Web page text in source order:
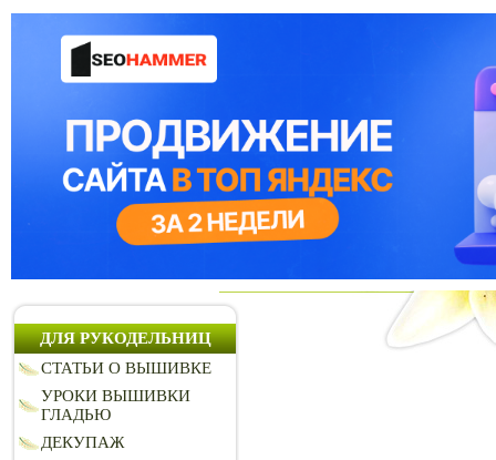
ДЛЯ РУКОДЕЛЬНИЦ
СТАТЬИ О ВЫШИВКЕ
УРОКИ ВЫШИВКИ
ГЛАДЬЮ
ДЕКУПАЖ